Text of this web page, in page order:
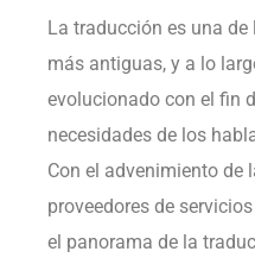
La traducción es una
más antiguas, y a lo
evolucionado con el fin
necesidades de los
Con el advenimiento de
proveedores de
el panorama de la